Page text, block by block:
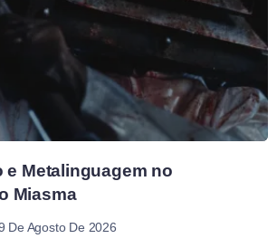
e Metalinguagem no
Miasma
De Agosto De 2026